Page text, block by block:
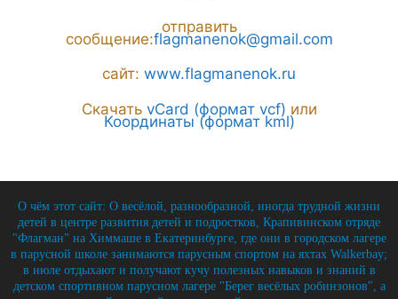
отправить
сообщение:flagmanenok@gmail.com
сайт: www.flagmanenok.ru
Скачать vCard (формат vcf) или
Координаты (формат kml)
О чём этот сайт: О весёлой, разнообразной, иногда трудной жизни
детей в центре развития детей и подростков, Крапивинском отряде
"Флагман" на Химмаше в Екатеринбурге, где они в городском лагере
в парусной школе занимаются парусным спортом на яхтах Walkerbay;
в июле отдыхают и получают кучу полезных навыков и знаний в
детском спортивном парусном лагере "Берег весёлых робинзонов", а